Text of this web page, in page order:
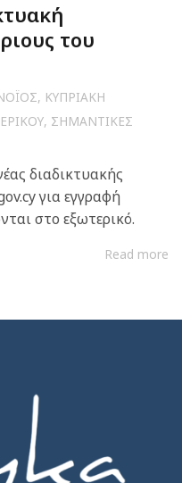
του
, ΚΥΠΡΙΑΚΗ
, ΣΗΜΑΝΤΙΚΕΣ
διαδικτυακής
για εγγραφή
στο εξωτερικό.
Read more